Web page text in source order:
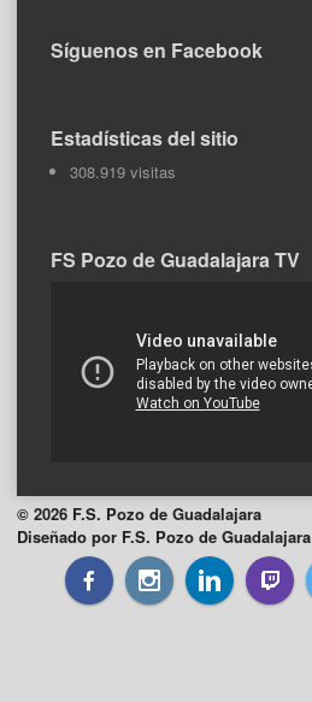
Síguenos en Facebook
Estadísticas del sitio
308.919 visitas
FS Pozo de Guadalajara TV
© 2026 F.S. Pozo de Guadalajara
Diseñado por F.S. Pozo de Guadalajara